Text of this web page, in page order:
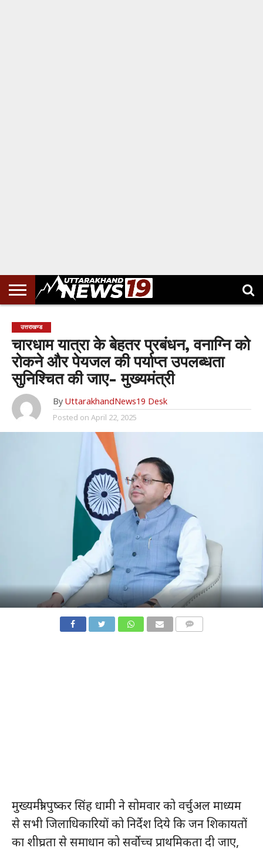
उत्तराखण्ड
चारधाम यात्रा के बेहतर प्रबंधन, वनाग्नि को
रोकने और पेयजल की पर्याप्त उपलब्धता
सुनिश्चित की जाए- मुख्यमंत्री
By UttarakhandNews19 Desk
Posted on April 22, 2025
मुख्यमंत्री पुष्कर सिंह धामी ने सोमवार को वर्चुअल माध्यम
से सभी जिलाधिकारियों को निर्देश दिये कि जन शिकायतों
का शीघ्रता से समाधान को सर्वोच्च प्राथमिकता दी जाए,